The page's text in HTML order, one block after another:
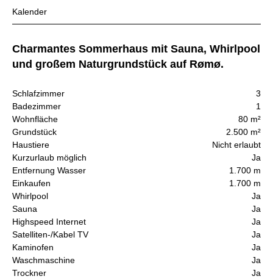
Kalender
Charmantes Sommerhaus mit Sauna, Whirlpool
und großem Naturgrundstück auf Rømø.
Schlafzimmer
3
Badezimmer
1
Wohnfläche
80 m²
Grundstück
2.500 m²
Haustiere
Nicht erlaubt
Kurzurlaub möglich
Ja
Entfernung Wasser
1.700 m
Einkaufen
1.700 m
Whirlpool
Ja
Sauna
Ja
Highspeed Internet
Ja
Satelliten-/Kabel TV
Ja
Kaminofen
Ja
Waschmaschine
Ja
Trockner
Ja